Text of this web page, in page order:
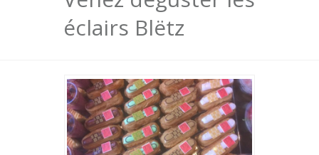
éclairs Blëtz